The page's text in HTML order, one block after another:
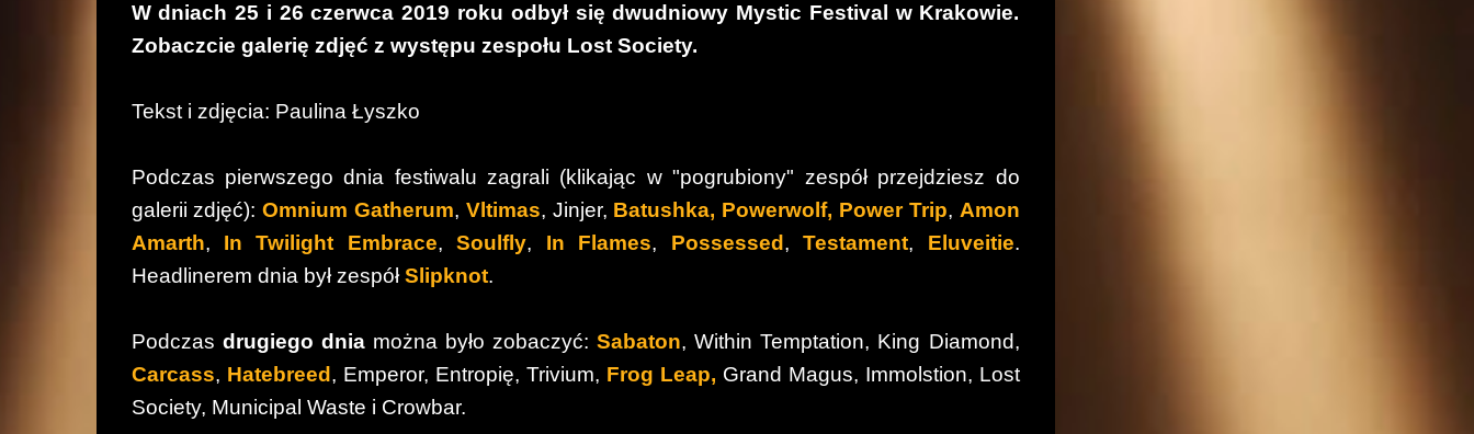
W dniach 25 i 26 czerwca 2019 roku odbył się dwudniowy Mystic Festival w Krakowie.
Zobaczcie galerię zdjęć z występu zespołu Lost Society.
Tekst i zdjęcia: Paulina Łyszko
Podczas pierwszego dnia festiwalu zagrali (klikając w "pogrubiony" zespół przejdziesz do
galerii zdjęć):Omnium Gatherum, Vltimas, Jinjer, Batushka, Powerwolf, Power Trip, Amon
Amarth, In Twilight Embrace,Soulfly, In Flames, Possessed ,Testament, Eluveitie.
Headlinerem dnia był zespół Slipknot.
Podczas drugiego dniamożna było zobaczyć:Sabaton, Within Temptation, King Diamond,
Carcass, Hatebreed , Emperor, Entropię, Trivium, Frog Leap, Grand Magus, Immolstion, Lost
Society, Municipal Waste i Crowbar.